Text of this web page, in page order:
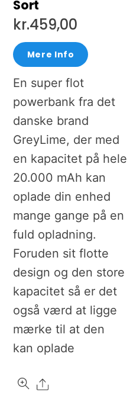
Sort
kr.459,00
Mere Info
En super flot
powerbank fra det
danske brand
GreyLime, der med
en kapacitet på hele
20.000 mAh kan
oplade din enhed
mange gange på en
fuld opladning.
Foruden sit flotte
design og den store
kapacitet så er det
også værd at ligge
mærke til at den
kan oplade
Share